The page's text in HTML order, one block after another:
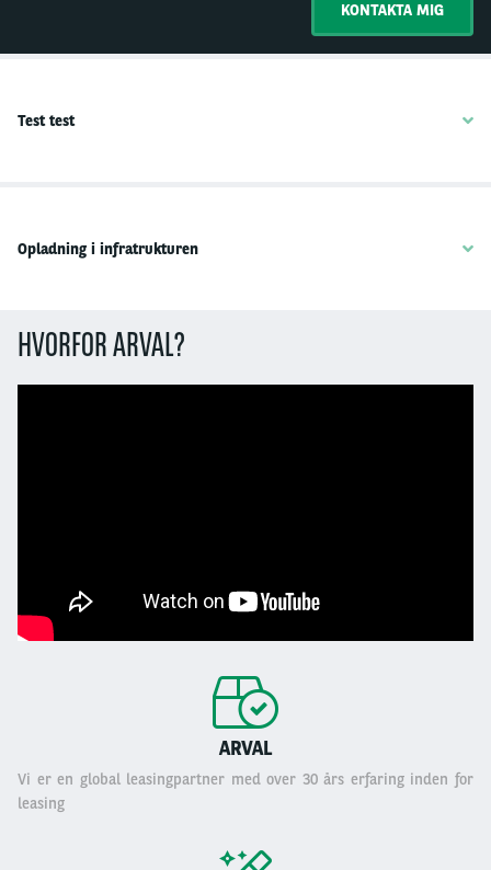
KONTAKTA MIG
Test test
Opladning i infratrukturen
HVORFOR ARVAL?
ARVAL
Vi er en global leasingpartner med over 30 års erfaring inden for
leasing